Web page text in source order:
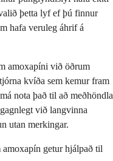
þetta lyf ef þú finnur
hafa veruleg áhrif á
amoxapíni við öðrum
kvíða sem kemur fram
nota það til að meðhöndla
við langvinna
utan merkingar.
getur hjálpað til